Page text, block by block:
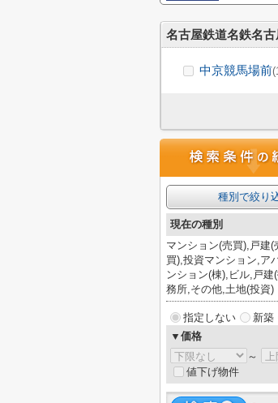
名古屋鉄道名鉄名
中京競馬場前
種別で絞り
現在の種別
マンション(売買),戸建(
買),投資マンション,ア
ンション(棟),ビル,戸建
務所,その他,土地(投資)
指定しない 新築
▼価格
～
値下げ物件